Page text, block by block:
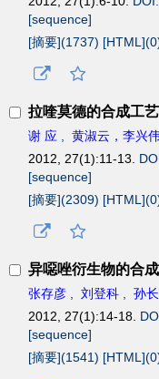
[sequence]
[摘要](1737) [HTML](0
拉喹莫德的合成工
谢 应 , 黄淑云，李兴
2012, 27(1):11-13.
[sequence]
[摘要](2309) [HTML](0
异噁唑衍生物的合
张存彦 , 刘登科 , 孙
2012, 27(1):14-18.
[sequence]
[摘要](1541) [HTML](0